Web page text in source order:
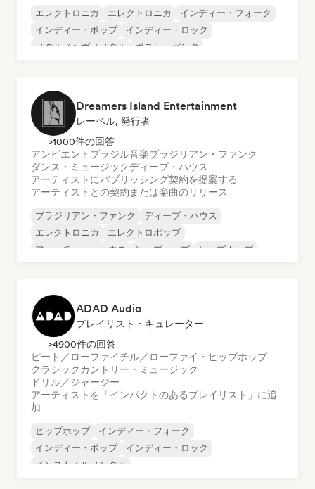
エレクトロニカ エレクトロニカ
インディー・フォーク
インディー・ポップ
インディー・ロック
メタル／ヘヴィメタル
ポスト・パンク
Dreamers Island Entertainment
レーベル, 発行者
>1000件の回答
アンビエント ブラジル音楽ブラジリアン・ファンク
ダンス・ミュージックディープ・ハウス
アーティストにパブリッシング契約を提案する
アーティストとの契約または楽曲のリリース
ブラジリアン・ファンク
ディープ・ハウス
エレクトロニカ
エレクトロポップ
フューチャー・ハウス
ヒップホップ
ヒップホップ
ADAD Audio
プレイリスト・キュレーター
>4900件の回答
ビート／ローファイチル／ローファイ・ヒップホップ
クラシック カントリー・ミュージック
ドリル／ジャージー
アーティストを「インパクトのあるプレイリスト」に追
加
ヒップホップ
インディー・フォーク
インディー・ポップ
インディー・ロック
インストゥルメンタル